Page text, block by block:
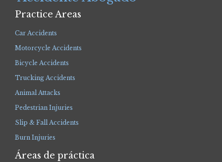
Practice Areas
Car Accidents
Motorcycle Accidents
Bicycle Accidents
Trucking Accidents
Animal Attacks
Pedestrian Injuries
Slip & Fall Accidents
Burn Injuries
Áreas de práctica